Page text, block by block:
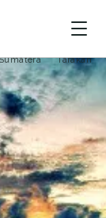
pulau-pulau kecil
Tarakan